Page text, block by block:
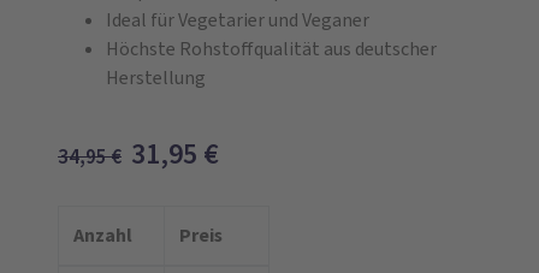
Ideal für Vegetarier und Veganer
Höchste Rohstoffqualität aus deutscher
Herstellung
34,95€ 31,95 €
Anzahl Preis